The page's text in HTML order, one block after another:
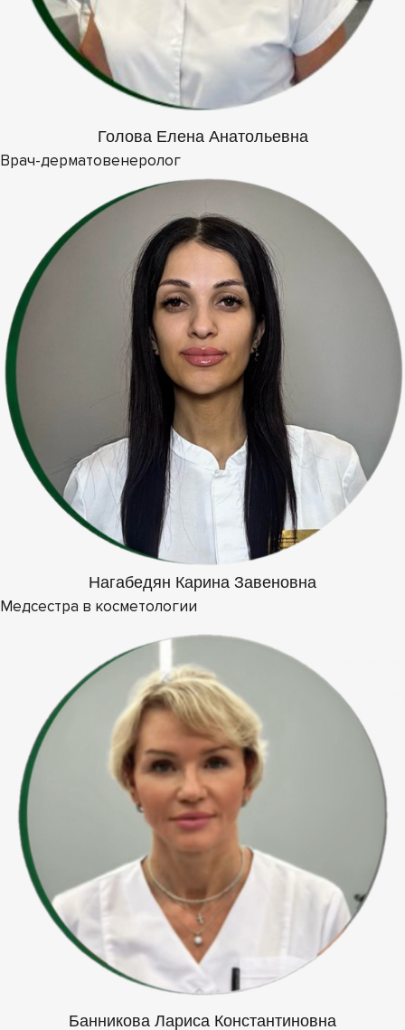
Голова Елена Анатольевна
Врач-дерматовенеролог
Нагабедян Карина Завеновна
Медсестра в косметологии
Банникова Лариса Константиновна